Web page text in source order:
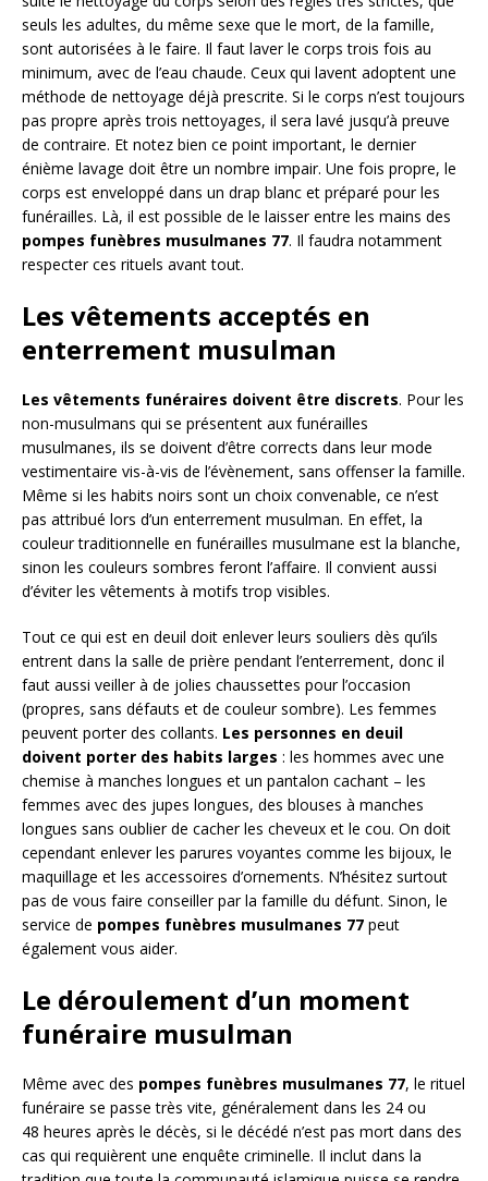
seuls les adultes, du même sexe que le mort, de la famille,
sont autorisées à le faire. Il faut laver le corps trois fois au
minimum, avec de l’eau chaude. Ceux qui lavent adoptent une
méthode de nettoyage déjà prescrite. Si le corps n’est toujours
pas propre après trois nettoyages, il sera lavé jusqu’à preuve
de contraire. Et notez bien ce point important, le dernier
énième lavage doit être un nombre impair. Une fois propre, le
corps est enveloppé dans un drap blanc et préparé pour les
funérailles. Là, il est possible de le laisser entre les mains des
pompes funèbres musulmanes 77. Il faudra notamment
respecter ces rituels avant tout.
Les vêtements acceptés en
enterrement musulman
Les vêtements funéraires doivent être discrets. Pour les
non-musulmans qui se présentent aux funérailles
musulmanes, ils se doivent d’être corrects dans leur mode
vestimentaire vis-à-vis de l’évènement, sans offenser la famille.
Même si les habits noirs sont un choix convenable, ce n’est
pas attribué lors d’un enterrement musulman. En effet, la
couleur traditionnelle en funérailles musulmane est la blanche,
sinon les couleurs sombres feront l’affaire. Il convient aussi
d’éviter les vêtements à motifs trop visibles.
Tout ce qui est en deuil doit enlever leurs souliers dès qu’ils
entrent dans la salle de prière pendant l’enterrement, donc il
faut aussi veiller à de jolies chaussettes pour l’occasion
(propres, sans défauts et de couleur sombre). Les femmes
peuvent porter des collants. Les personnes en deuil
doivent porter des habits larges : les hommes avec une
chemise à manches longues et un pantalon cachant – les
femmes avec des jupes longues, des blouses à manches
longues sans oublier de cacher les cheveux et le cou. On doit
cependant enlever les parures voyantes comme les bijoux, le
maquillage et les accessoires d’ornements. N’hésitez surtout
pas de vous faire conseiller par la famille du défunt. Sinon, le
service de pompes funèbres musulmanes 77 peut
également vous aider.
Le déroulement d’un moment
funéraire musulman
Même avec des pompes funèbres musulmanes 77, le rituel
funéraire se passe très vite, généralement dans les 24 ou
48 heures après le décès, si le décédé n’est pas mort dans des
cas qui requièrent une enquête criminelle. Il inclut dans la